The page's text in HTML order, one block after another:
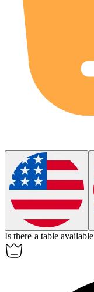
Is there a tableavailable